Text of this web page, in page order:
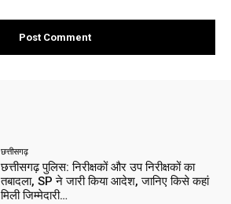
छत्तीसगढ़
छत्तीसगढ़ पुलिस: निरीक्षकों और उप निरीक्षकों का
तबादला, SP ने जारी किया आदेश, जानिए किसे कहां
मिली जिम्मेदारी…